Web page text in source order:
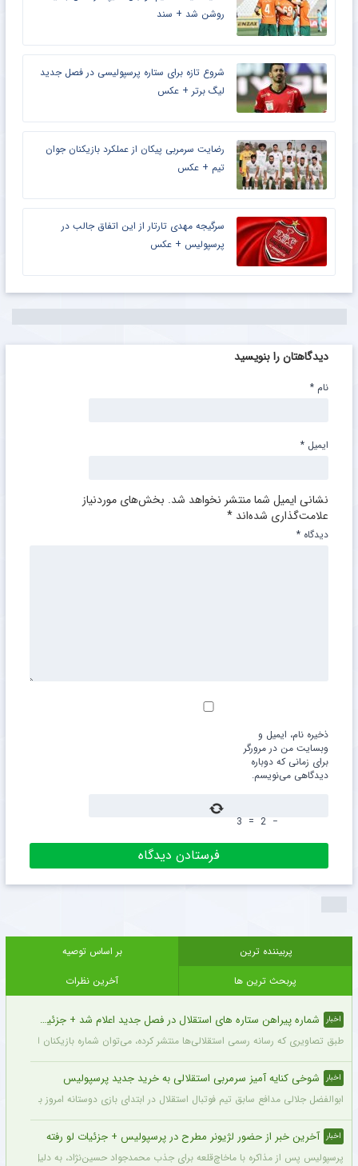
روشن شد + سند
شروع تازه برای ستاره پرسپولیسی در فصل جدید
لیگ برتر + عکس
رضایت سرمربی پیکان از عملکرد بازیکنان جوان
تیم + عکس
سرگیجه مهدی تارتار از این اتفاق جالب در
پرسپولیس + عکس
دیدگاهتان را بنویسید
نشانی ایمیل شما منتشر نخواهد شد. بخش‌های موردنیاز
علامت‌گذاری شده‌اند *
دیدگاه *
نام *
ایمیل *
ذخیره نام، ایمیل و
وبسایت من در مرورگر
برای زمانی که دوباره
دیدگاهی می‌نویسم.
−
2
=
3
پربیننده ترین
بر اساس توصیه
پربحث ترین ها
آخرین نظرات
اخبار شماره پیراهن ستاره های استقلال در فصل جدید اعلام شد + جزئیات
طبق تصاویری که رسانه رسمی استقلالی‌ها منتشر کرده، می‌توان شماره بازیکنان این
اخبار شوخی کنایه آمیز سرمربی استقلالی به خرید جدید پرسپولیس
ابوالفضل جلالی مدافع سابق تیم فوتبال استقلال در ابتدای بازی دوستانه امروز با
اخبار آخرین خبر از حضور لژیونر مطرح در پرسپولیس + جزئیات لو رفته
پرسپولیس پس از مذاکره با ماخاچ‌قلعه برای جذب محمدجواد حسین‌نژاد، به دلیل رقم